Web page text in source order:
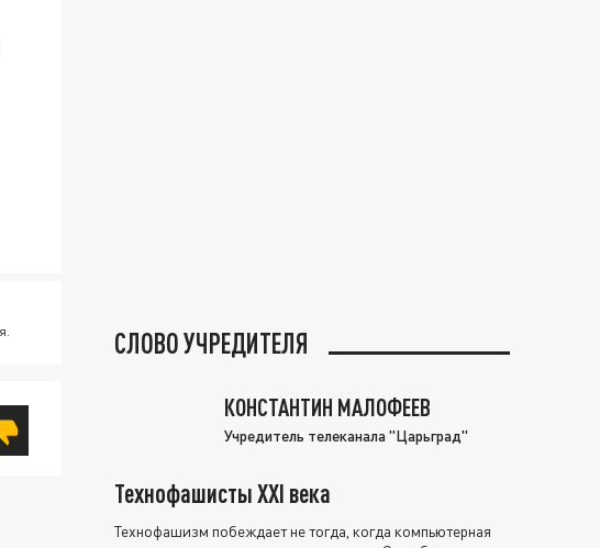
СЛОВО УЧРЕДИТЕЛЯ
КОНСТАНТИН МАЛОФЕЕВ
Учредитель телеканала "Царьград"
Технофашисты XXI века
Технофашизм побеждает не тогда, когда компьютерная